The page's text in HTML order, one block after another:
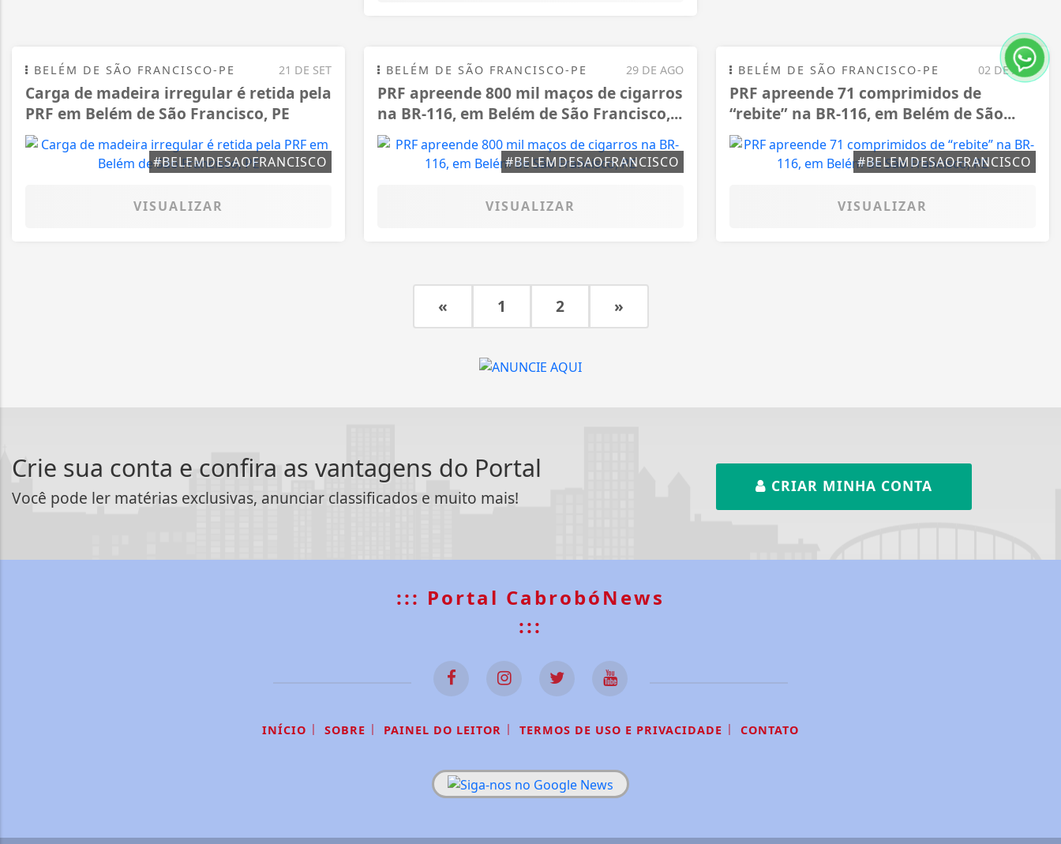
21 DE SET
BELÉM DE SÃO FRANCISCO-PE
Carga de madeira irregular é retida pela
PRF em Belém de São Francisco, PE
#BELEMDESAOFRANCISCO
VISUALIZAR
29 DE AGO
BELÉM DE SÃO FRANCISCO-PE
PRF apreende 800 mil maços de cigarros
na BR-116, em Belém de São Francisco,...
#BELEMDESAOFRANCISCO
VISUALIZAR
02 DE AGO
BELÉM DE SÃO FRANCISCO-PE
PRF apreende 71 comprimidos de
“rebite” na BR-116, em Belém de São...
#BELEMDESAOFRANCISCO
VISUALIZAR
« 1 2 »
Crie sua conta e confira as vantagens do Portal
Você pode ler matérias exclusivas, anunciar classificados e muito mais!
CRIAR MINHA CONTA
::: Portal CabrobóNews
:::
INÍCIO | SOBRE | PAINEL DO LEITOR | TERMOS DE USO E PRIVACIDADE | CONTATO
Esse site utiliza cookies para melhorar sua experiência de navegação. Ao continuar o acesso, entendemos que você
PARA MAIS INFORMAÇÕES,ACESSE NOSSOS TERMOS CLICANDO AQUI